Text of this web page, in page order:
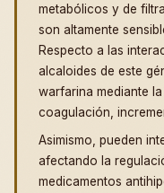
metabólicos y de
son altamente
Respecto a las
alcaloides de este
warfarina mediante
coagulación,
Asimismo, pueden
afectando la
medicamentos